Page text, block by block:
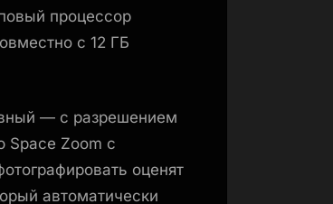
процессор
с 12 ГБ
— с разрешением
Zoom с
оценят
автоматически